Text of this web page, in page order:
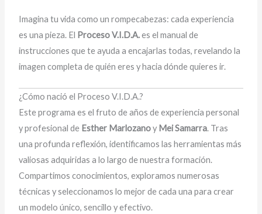
Imagina tu vida como un rompecabezas: cada experiencia
es una pieza. El Proceso V.I.D.A.es el manual de
instrucciones que te ayuda a encajarlas todas, revelando la
imagen completa de quién eres y hacia dónde quieres ir.
¿Cómo nació el Proceso V.I.D.A.?
Este programa es el fruto de años de experiencia personal
y profesional de Esther Marlozanoy Mei Samarra. Tras
una profunda reflexión, identificamos las herramientas más
valiosas adquiridas a lo largo de nuestra formación.
Compartimos conocimientos, exploramos numerosas
técnicas y seleccionamos lo mejor de cada una para crear
un modelo único, sencillo y efectivo.